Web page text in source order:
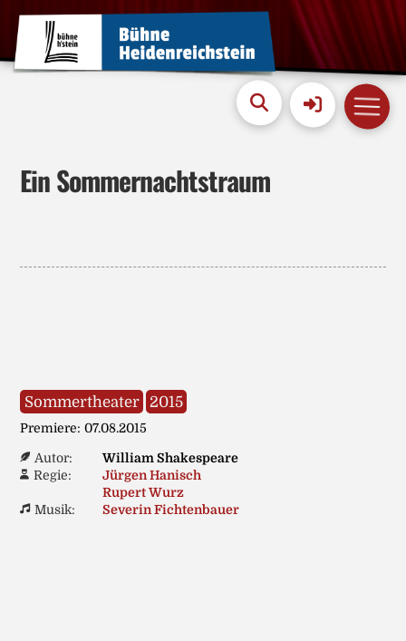
Ein Sommernachtstraum
Sommertheater 2015
Premiere: 07.08.2015
Autor:
William Shakespeare
Regie:
Jürgen Hanisch
Rupert Wurz
Musik:
Severin Fichtenbauer